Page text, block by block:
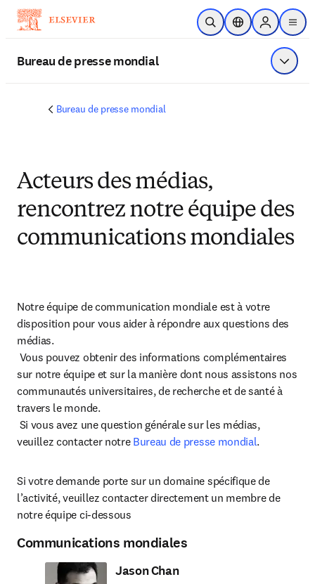
Passer au contenu principal
Ouvrir la recherche
Sélecteur de
Sign in to
menu
Bureau de presse mondial
Bureau de presse mondial
Acteurs des médias,
rencontrez notre équipe des
communications mondiales
Notre équipe de communication mondiale est à votre
disposition pour vous aider à répondre aux questions des
médias.
sur notre équipe et sur la manière dont nous assistons nos
communautés universitaires, de recherche et de santé à
travers le monde.
veuillez contacter notre Bureau de presse mondial.
Si votre demande porte sur un domaine spécifique de
l’activité, veuillez contacter directement un membre de
notre équipe ci-dessous
Communications mondiales
Jason Chan